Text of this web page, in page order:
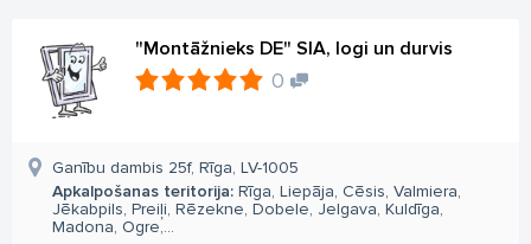
"Montāžnieks DE" SIA, logi un durvis
0
Ganību dambis 25f, Rīga, LV-1005
Apkalpošanas teritorija: Rīga, Liepāja, Cēsis, Valmiera,
Jēkabpils, Preiļi, Rēzekne, Dobele, Jelgava, Kuldīga,
Madona, Ogre,...